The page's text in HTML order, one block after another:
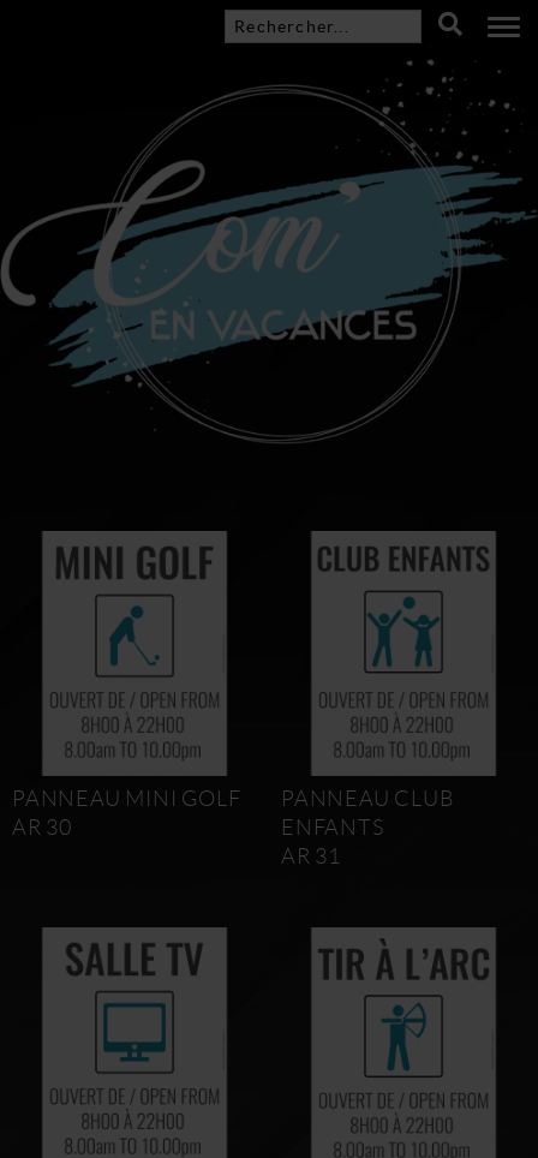
PANNEAU MINI GOLF
AR 30
PANNEAU CLUB
ENFANTS
AR 31